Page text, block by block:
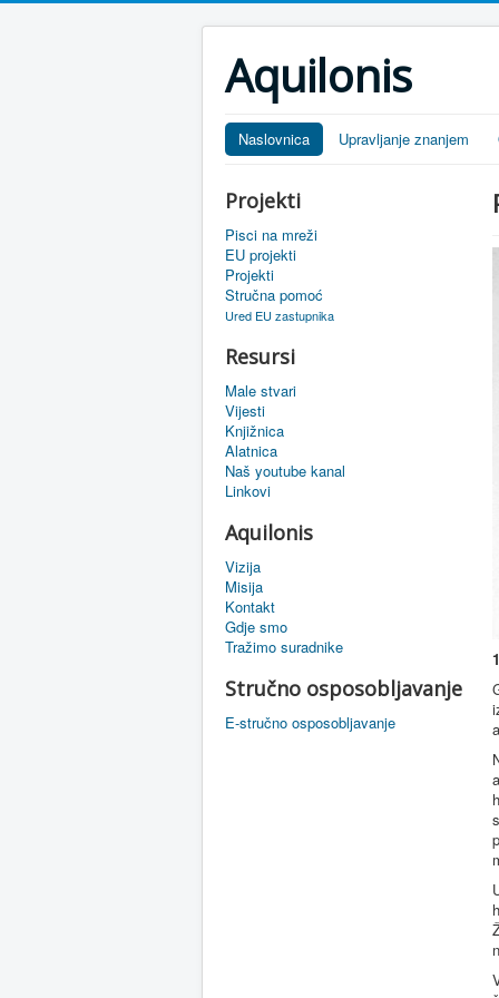
Aquilonis
Naslovnica Upravljanje znanjem
Projekti
Pisci na mreži
EU projekti
Projekti
Stručna pomoć
Ured EU zastupnika
Resursi
Male stvari
Vijesti
Knjižnica
Alatnica
Naš youtube kanal
Linkovi
Aquilonis
Vizija
Misija
Kontakt
Gdje smo
Tražimo suradnike
Stručno osposobljavanje
E-stručno osposobljavanje